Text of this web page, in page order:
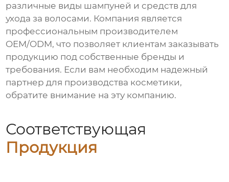
различные виды шампуней и средств для
ухода за волосами. Компания является
профессиональным производителем
OEM/ODM, что позволяет клиентам заказывать
продукцию под собственные бренды и
требования. Если вам необходим надежный
партнер для производства косметики,
обратите внимание на эту компанию.
Соответствующая
Продукция